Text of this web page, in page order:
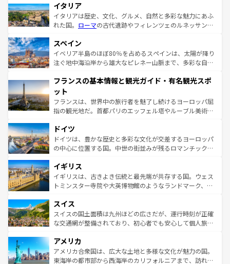
イタリア
イタリアは歴史、文化、グルメ、自然と多彩な魅力にあふ
れた国。 ローマの古代遺跡やフィレンツェのルネッサンス
ろん、トスカーナの美しい田園風景やアマルフィ海岸の絶
景など、自然景観も見逃せない。観光の合間には、本場の
ピザやパスタなど、絶品のイタリア料理を堪能することも
ませてくれるイタリアで、忘れられない旅をしてみよう！
なお、新着のイタリア情報は
しい。
スペイン
イベリア半島のほぼ80％を占めるスペインは、太陽が降り
注ぐ地中海沿岸から雄大なピレネー山脈まで、多彩な自然
文化が根付くこの国では、情熱的なフラメンコ、熱気あふ
れる闘牛、そして美味しいタパスが生活の一部となってい
る。首都マドリードの洗練された雰囲気や、バルセロナの
アートに溢れた街角から、地方では古代ローマ遺跡や中世
せる。地方によって風土や気候が異なるスペインはその個
性で訪れる人を魅了する。 なお、新着のスペイン情報は コ
ンテンツ一覧を参照してほしい。
フランスの基本情報と観光ガイド・有名観光スポ
ット
フランスは、世界中の旅行者を魅了し続けるヨーロッパ屈
指の観光地だ。首都パリのエッフェル塔やルーブル美術館
で、幅広い魅力が詰まっている。華麗な宮殿、歴史的な大
聖堂、美しいビーチ、そして豊かな自然が、訪れる者を心
から魅了する。また、フランスは美食の国としても知ら
いる。シャンパンの発祥地であるランス、プロヴァンスの
香り高いラベンダー畑など、多彩な楽しみ方が可能だ。さ
らに、パリ以外の地域にも魅力が溢れており、どの街角に
れる地方に足を運ぶとそれぞれで全く異なる文化を体験で
きるだろう。 なお、新着のフランス情報はコンテンツ一覧
を参照してほしい。
ドイツ
ドイツは、豊かな歴史と多彩な文化が交差するヨーロッパ
の中心に位置する国。中世の街並みが残るロマンチック街
顔を持つこの国は、どこを歩いても飽きることがない。ベ
ルリンの文化的活気、バイエルン州のアルプスの絶景、そ
してライン川沿いのワイン畑といった風景は必見。ビール
は、お酒好きな人にはぜひ体験してほしい。 なお、新着の
ドイツ情報はコンテンツ一覧を参照してほしい。
イギリス
イギリスは、古きよき伝統と最先端が共存する国。ウェス
トミンスター寺院や大英博物館のようなランドマーク、歴
リアごとに異なる魅力がある。また、優雅なアフタヌーン
ティー、ビール好きにはたまらない英国パブ、サッカー観
戦など、本場だからこそできる体験も豊富。イギリスを旅
ンツ一覧を参照してほしい。
スイス
スイスの国土面積は九州ほどの広さだが、運行時刻が正確
な交通網が整備されており、初心者でも安心して個人旅行
の建物がそのまま残る町や、スイスならではのユニークな
博物館もあり、アルプス観光だけでなく町歩きも満喫する
ことができる。国民の所得が高いため物価も高いが、旅行
アメリカ
アメリカ合衆国は、広大な土地と多様な文化が魅力の国。
東海岸の都市部から西海岸のカリフォルニアまで、訪れる